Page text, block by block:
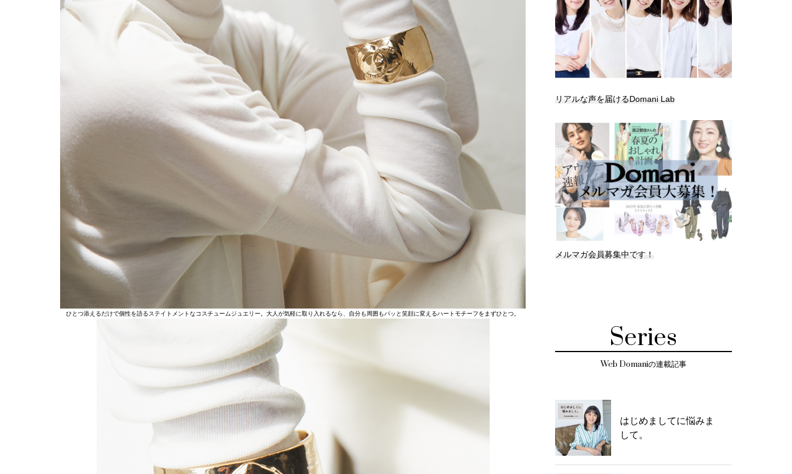
ひとつ添えるだけで個性を語るステイトメントなコスチュームジュエリー。大人が気軽に取り入れるなら、自分も周囲もパッと笑顔に変えるハートモチーフをまずひとつ。
リアルな声を届けるDomani Lab
メルマガ会員募集中です！
Series
Web Domaniの連載記事
はじめましてに悩みま
して。